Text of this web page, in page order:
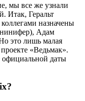
мы все же узнали
Итак, Геральт
назначены
Адам
это лишь малая
«Ведьмак».
даты